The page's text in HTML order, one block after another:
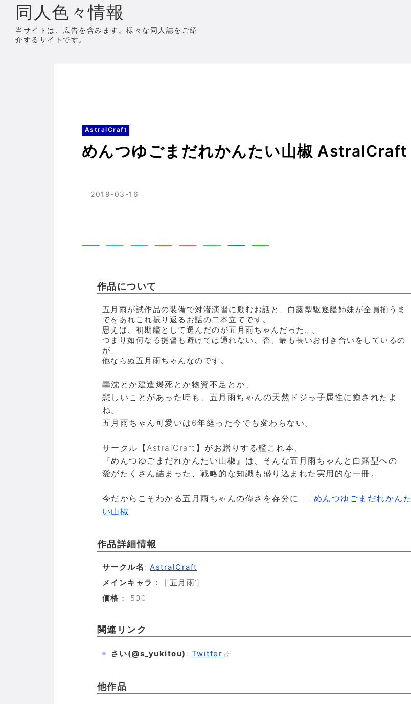
同人色々情報
当サイトは、広告を含みます。様々な同人誌をご紹
介するサイトです。
AstralCraft
めんつゆごまだれかんたい山椒 AstralCraft
2019-03-16
作品について
五月雨が試作品の装備で対潜演習に励むお話と、白露型駆逐艦姉妹が全員揃うま
でをあれこれ振り返るお話の二本立てです。
思えば、初期艦として選んだのが五月雨ちゃんだった…。
つまり如何なる提督も避けては通れない、否、最も長いお付き合いをしているの
が、
他ならぬ五月雨ちゃんなのです。
轟沈とか建造爆死とか物資不足とか、
悲しいことがあった時も、五月雨ちゃんの天然ドジっ子属性に癒されたよ
ね。
五月雨ちゃん可愛いは6年経った今でも変わらない。
サークル【AstralCraft】がお贈りする艦これ本、
『めんつゆごまだれかんたい山椒』は、そんな五月雨ちゃんと白露型への
愛がたくさん詰まった、戦略的な知識も盛り込まれた実用的な一冊。
今だからこそわかる五月雨ちゃんの偉さを存分に……めんつゆごまだれかんた
い山椒
作品詳細情報
サークル名: AstralCraft
メインキャラ ： [‘五月雨’]
価格 ： 500
関連リンク
さい(@s_yukitou) : Twitter
他作品